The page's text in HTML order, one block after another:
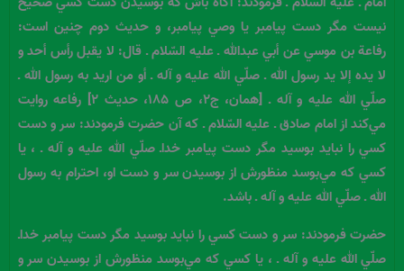
نيست مگر دست پيامبر يا وصي پيامبر، و حديث دوم چنين است:
رفاعة بن موسي عن أبي عبدالله ـ عليه السّلام ـ قال: لا يقبل رأس أحد و
لا يده إلا يد رسول الله ـ صلّي الله عليه و آله ـ أو من اريد به رسول الله ـ
صلّي الله عليه و آله ـ [همان، ج۲، ص ۱۸۵، حديث ۲] رفاعه روايت
مي‌كند از امام صادق ـ عليه السّلام ـ كه آن حضرت فرمودند: سر و دست
كسي را نبايد بوسيد مگر دست پيامبر خداـ صلّي الله عليه و آله ـ ، يا
كسي كه مي‌بوسد منظورش از بوسيدن سر و دست او، احترام به رسول
الله ـ صلّي الله عليه و آله ـ باشد.
حضرت فرمودند: سر و دست كسي را نبايد بوسيد مگر دست پيامبر خداـ
صلّي الله عليه و آله ـ ، يا كسي كه مي‌بوسد منظورش از بوسيدن سر و